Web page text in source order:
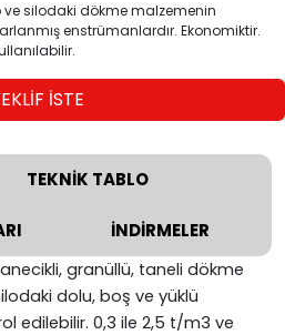
ve silodaki dökme malzemenin
enstrümanlardır. Ekonomiktir.
İSTE
TEKNİK TABLO
İNDİRMELER
granüllü, taneli dökme
dolu, boş ve yüklü
edilebilir. 0,3 ile 2,5 t/m3 ve